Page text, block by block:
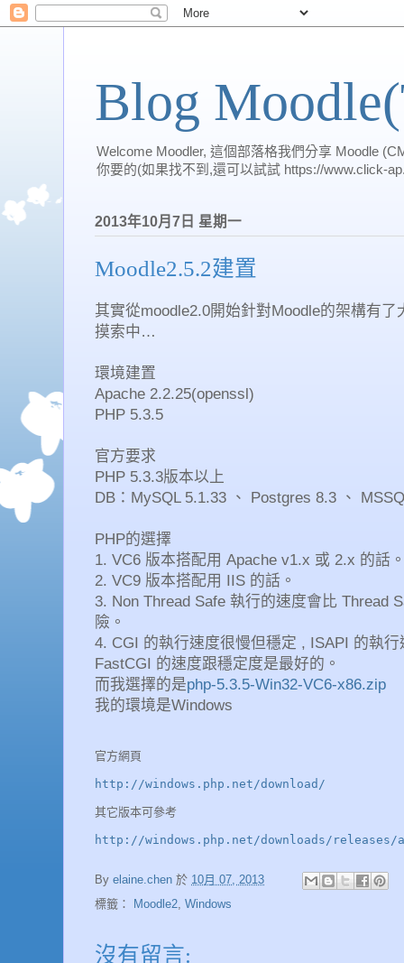
Blog
Welcome Moodler, 這個部落格我們分享 Moodle
你要的(如果找不到,還可以試試 https://www.click-
2013年10月7日 星期一
Moodle2.5.2建置
其實從moodle2.0開始針對Moodle的架構有
摸索中…
環境建置
Apache 2.2.25(openssl)
PHP 5.3.5
官方要求
PHP 5.3.3版本以上
DB：MySQL 5.1.33 、 Postgres 8.3 、
PHP的選擇
1. VC6 版本搭配用 Apache v1.x 或 2.x 的話
2. VC9 版本搭配用 IIS 的話。
3. Non Thread Safe 執行的速度會比 Thread
險。
4. CGI 的執行速度很慢但穩定 , ISAPI 的執
FastCGI 的速度跟穩定度是最好的。
而我選擇的是php-5.3.5-Win32-VC6-x86.zip
我的環境是Windows
官方網頁
http://windows.php.net/download/
其它版本可參考
http://windows.php.net/downloads/releases/
By elaine.chen 於 10月 07, 2013
標籤： Moodle2 Windows
沒有留言: